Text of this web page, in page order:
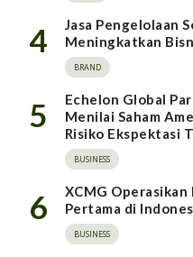
4
Jasa Pengelolaan
Meningkatkan
BRAND
5
Echelon Global
Menilai Saham
Risiko Ekspektasi
Indonesia Direvisi
BUSINESS
6
XCMG
Pertama di
BUSINESS